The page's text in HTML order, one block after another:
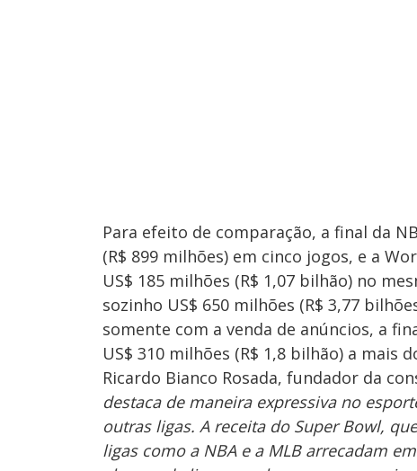
Para efeito de comparação, a final da
(R$ 899 milhões) em cinco jogos, e a
US$ 185 milhões (R$ 1,07 bilhão) no
sozinho US$ 650 milhões (R$ 3,77
somente com a venda de anúncios, a
US$ 310 milhões (R$ 1,8 bilhão) a mais
Ricardo Bianco Rosada, fundador da
destaca de maneira expressiva no
outras ligas. A receita do Super Bowl,
ligas como a NBA e a MLB arrecadam